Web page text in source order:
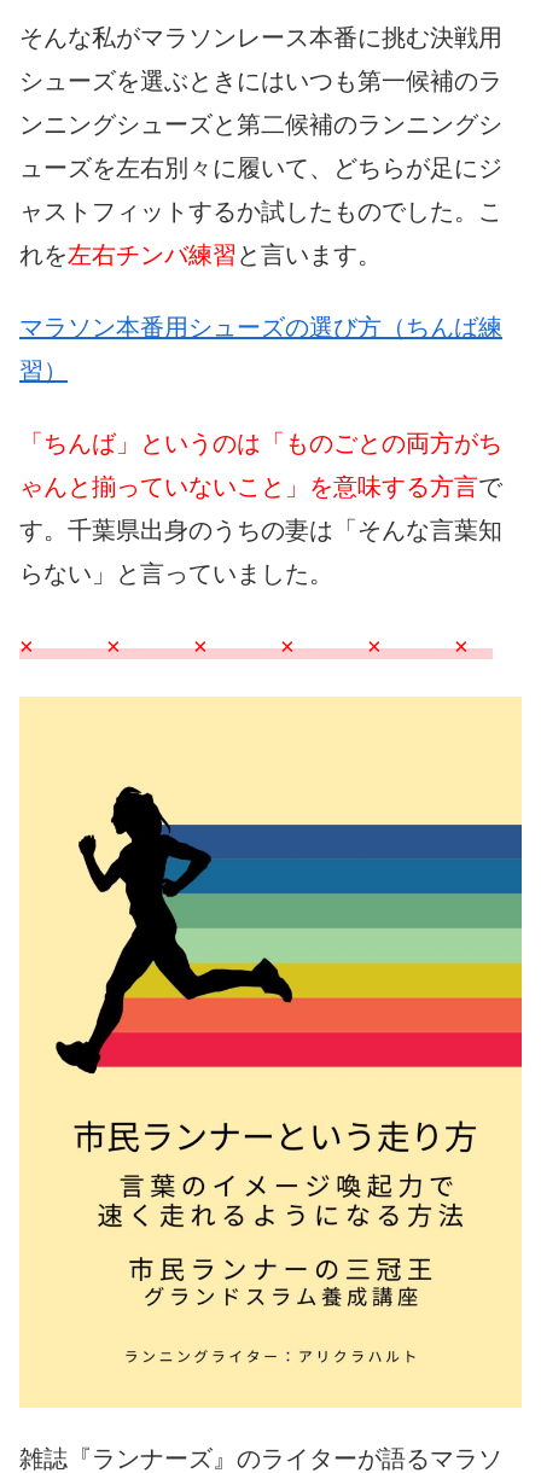
そんな私がマラソンレース本番に挑む決戦用
シューズを選ぶときにはいつも第一候補のラ
ンニングシューズと第二候補のランニングシ
ューズを左右別々に履いて、どちらが足にジ
ャストフィットするか試したものでした。こ
れを左右チンバ練習 と言います。
マラソン本番用シューズの選び方（ちんば練
習）
「ちんば」というのは「ものごとの両方がち
ゃんと揃っていないこと」を意味する方言で
す。千葉県出身のうちの妻は「そんな言葉知
らない」と言っていました。
× × × × × ×
雑誌『ランナーズ』のライターが語るマラソ